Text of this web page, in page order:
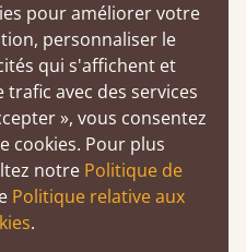
solides
et large que la
pour améliorer votre
personnaliser le
qui s'affichent et
avec des services
», vous consentez
cookies. Pour plus
notre Politique de
Politique relative aux
.